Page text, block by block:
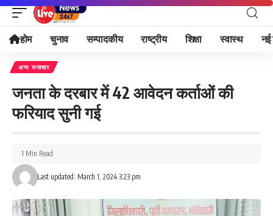
होम चुनाव सम्पादकीय राष्ट्रीय शिक्षा स्वास्थ नई
अन्य समाचार
जनता के दरबार में 42 आवेदन कर्ताओं की
फरियाद सुनी गई
Last updated: March 1, 2024 3:23 pm
1 Min Read